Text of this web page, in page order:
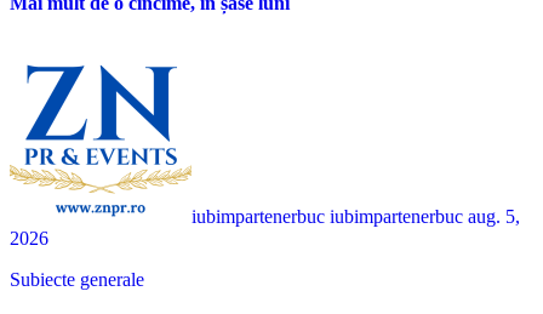
iubimpartenerbuc iubimpartenerbuc aug. 5,
2026
Subiecte generale